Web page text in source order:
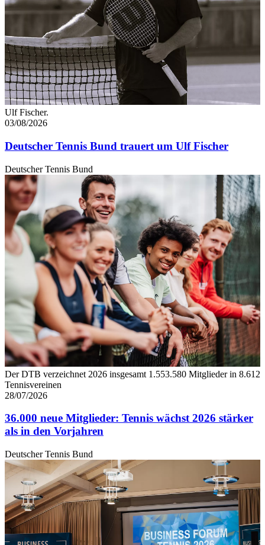
jederzeit über den Link im Footer aufgerufen und
angepasst werden.
Ulf Fischer.
03/08/2026
Deutscher Tennis Bund trauert um Ulf Fischer
Deutscher Tennis Bund
Der DTB verzeichnet 2026 insgesamt 1.553.580 Mitglieder in 8.612
Tennisvereinen
28/07/2026
36.000 neue Mitglieder: Tennis wächst 2026 stärker
als in den Vorjahren
Deutscher Tennis Bund